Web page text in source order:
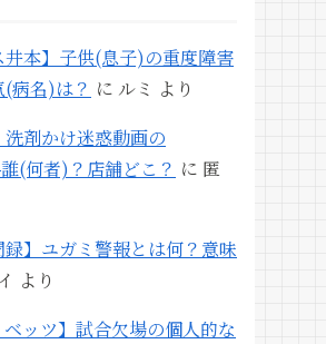
井本】子供(息子)の重度障害
病名)は？ に ルミ より
洗剤かけ迷惑動画の
(何者)？店舗どこ？ に 匿
録】ユガミ警報とは何？意味
より
ベッツ】試合欠場の個人的な